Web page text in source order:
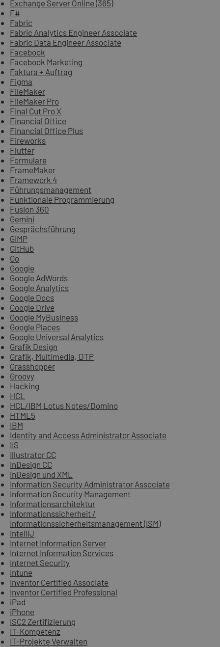
Exchange Server Online (365)
F#
Fabric
Fabric Analytics Engineer Associate
Fabric Data Engineer Associate
Facebook
Facebook Marketing
Faktura + Auftrag
Figma
FileMaker
FileMaker Pro
Final Cut Pro X
Financial Office
Financial Office Plus
Fireworks
Flutter
Formulare
FrameMaker
Framework 4
Führungsmanagement
Funktionale Programmierung
Fusion 360
Gemini
Gesprächsführung
GIMP
GitHub
Go
Google
Google AdWords
Google Analytics
Google Docs
Google Drive
Google MyBusiness
Google Places
Google Universal Analytics
Grafik Design
Grafik, Multimedia, DTP
Grasshopper
Groovy
Hacking
HCL
HCL/IBM Lotus Notes/Domino
HTML5
IBM
Identity and Access Administrator Associate
IIS
Illustrator CC
InDesign CC
InDesign und XML
Information Security Administrator Associate
Information Security Management
Informationsarchitektur
Informationssicherheit /
Informationssicherheitsmanagement (ISM)
IntelliJ
Internet Information Server
Internet Information Services
Internet Security
Intune
Inventor Certified Associate
Inventor Certified Professional
iPad
iPhone
ISC2 Zertifizierung
IT-Kompetenz
IT-Projekte Verwalten